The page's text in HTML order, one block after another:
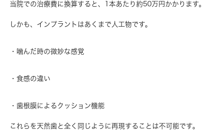
当院での治療費に換算すると、 1本あたり約50万円 かかります。
しかも、インプラントはあくまで人工物です。
・噛んだ時の微妙な感覚
・食感の違い
・歯根膜によるクッション機能
これらを 天然歯と全く同じように再現することは不可能です。